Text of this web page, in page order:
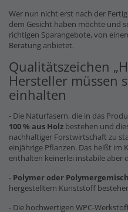
Wer nun nicht erst nach der
dem Gesicht haben möchte und
richtigen Sparangebote, von
Beratung anbietet.
Qualitätszeichen
Hersteller müssen
einhalten
- Die Naturfasern, die in das
100 % aus Holz bestehen und
nachhaltiger Forstwirtschaft zu
einjährige Pflanzen. Das heißt im
enthalten keinerlei instabile aber
- Polymer oder Polymergemisch
hergestelltem Kunststoff
- Die hochwertigen WPC-